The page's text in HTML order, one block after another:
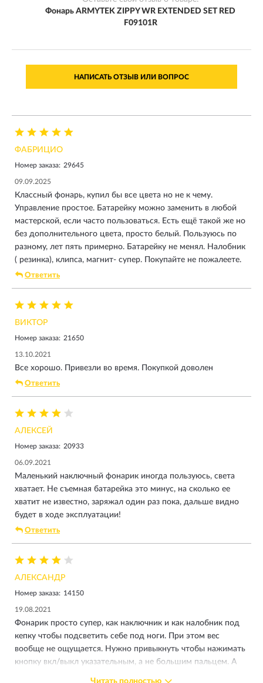
Фонарь ARMYTEK ZIPPY WR EXTENDED SET RED
F09101R
НАПИСАТЬ ОТЗЫВ ИЛИ ВОПРОС
ФАБРИЦИО
Номер заказа: 29645
09.09.2025
Классный фонарь, купил бы все цвета но не к чему.
Управление простое. Батарейку можно заменить в любой
мастерской, если часто пользоваться. Есть ещё такой же но
без дополнительного цвета, просто белый. Пользуюсь по
разному, лет пять примерно. Батарейку не менял. Налобник
( резинка), клипса, магнит- супер. Покупайте не пожалеете.
Ответить
ВИКТОР
Номер заказа: 21650
13.10.2021
Все хорошо. Привезли во время. Покупкой доволен
Ответить
АЛЕКСЕЙ
Номер заказа: 20933
06.09.2021
Маленький наключный фонарик иногда пользуюсь, света
хватает. Не съемная батарейка это минус, на сколько ее
хватит не известно, заряжал один раз пока, дальше видно
будет в ходе эксплуатации!
Ответить
АЛЕКСАНДР
Номер заказа: 14150
19.08.2021
Фонарик просто супер, как наключник и как налобник под
кепку чтобы подсветить себе под ноги. При этом вес
вообще не ощущается. Нужно привыкнуть чтобы нажимать
кнопку вкл/выкл указательным, а не большим пальцем. А
Читать полностью